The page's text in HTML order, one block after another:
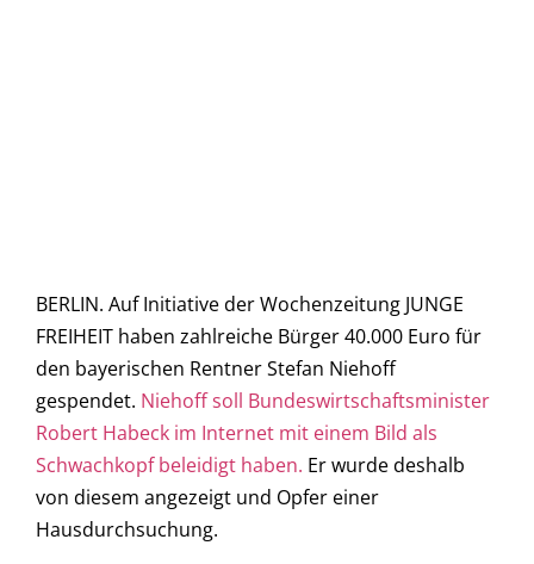
BERLIN. Auf Initiative der Wochenzeitung JUNGE
FREIHEIT haben zahlreiche Bürger 40.000 Euro für
den bayerischen Rentner Stefan Niehoff
gespendet. Niehoff soll Bundeswirtschaftsminister
Robert Habeck im Internet mit einem Bild als
Schwachkopf beleidigt haben. Er wurde deshalb
von diesem angezeigt und Opfer einer
Hausdurchsuchung.